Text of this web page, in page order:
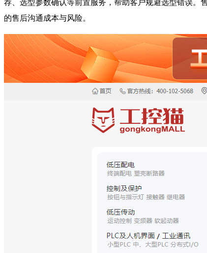
荐、选型参数确认等前置服务，帮助客户规避选型错误。
的售后沟通成本与风险。